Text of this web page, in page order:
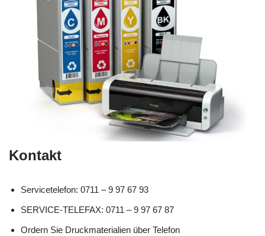
Kontakt
Servicetelefon: 0711 – 9 97 67 93
SERVICE-TELEFAX: 0711 – 9 97 67 87
Ordern Sie Druckmaterialien über Telefon